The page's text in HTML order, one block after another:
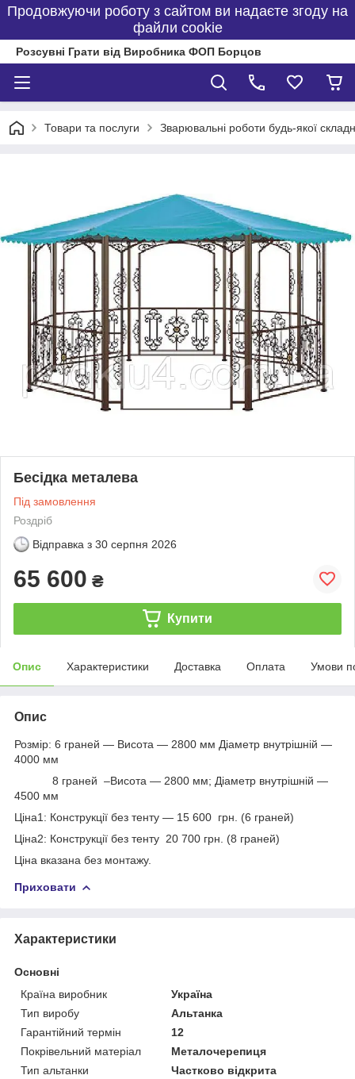
Продовжуючи роботу з сайтом ви надаєте згоду на
файли cookie
Розсувні Грати від Виробника ФОП Борцов
Товари та послуги Зварювальні роботи будь-якої
Бесідка металева
Під замовлення
Роздріб
Відправка з 30 серпня 2026
65 600 ₴
Купити
Опис Характеристики Доставка Оплата Умови
Опис
Розмір: 6 граней — Висота — 2800 мм Діаметр внутрішній —
4000 мм
8 граней –Висота — 2800 мм; Діаметр внутрішній —
4500 мм
Ціна1: Конструкції без тенту — 15 600 грн. (6 граней)
Ціна2: Конструкції без тенту 20 700 грн. (8 граней)
Ціна вказана без монтажу.
Приховати
Характеристики
Основні
Країна виробник
Україна
Тип виробу
Альтанка
Гарантійний термін
12
Покрівельний матеріал
Металочерепиця
Тип альтанки
Частково відкрита